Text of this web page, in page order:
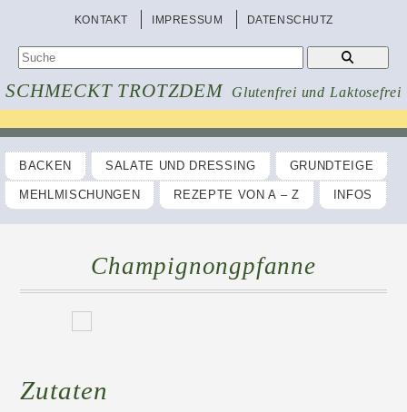
KONTAKT IMPRESSUM DATENSCHUTZ
SCHMECKT TROTZDEM Glutenfrei und Laktosefrei
BACKEN SALATE UND DRESSING GRUNDTEIGE
MEHLMISCHUNGEN REZEPTE VON A – Z INFOS
Champignongpfanne
Zutaten